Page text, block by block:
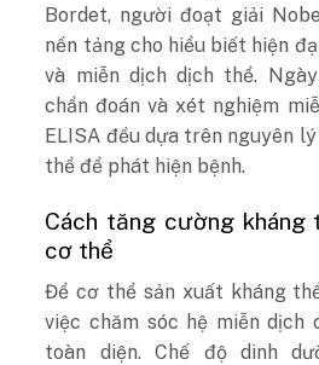
Bordet, người đoạt giải
nền tảng cho hiểu biết hiện
và miễn dịch dịch thể.
chẩn đoán và xét nghiệm
ELISA đều dựa trên nguyên
thể để phát hiện bệnh.
Cách tăng cường kháng
cơ thể
Để cơ thể sản xuất kháng
việc chăm sóc hệ miễn dịch
toàn diện. Chế độ dinh